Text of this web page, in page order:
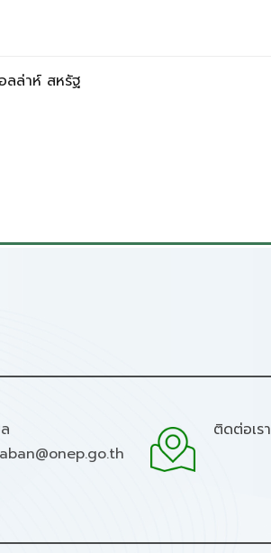
ลล่าห์ สหรัฐ
ติดต่อเรา